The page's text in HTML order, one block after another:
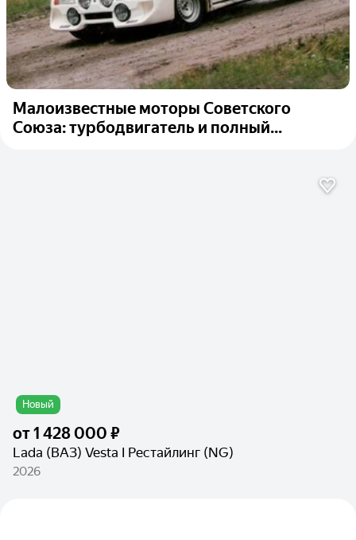
Малоизвестные моторы Советского
Союза: турбодвигатель и полный...
Новый
от1 428 000 ₽
Lada (ВАЗ) Vesta I Рестайлинг (NG)
2026